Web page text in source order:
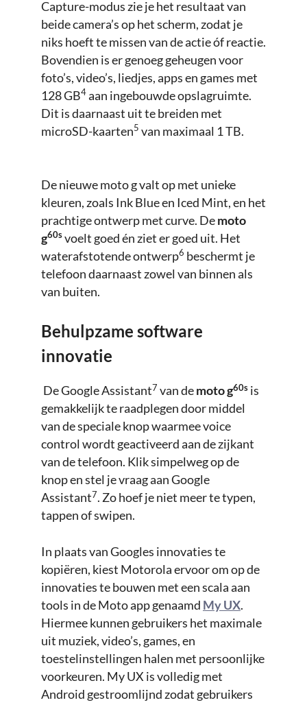
Capture-modus zie je het resultaat van
beide camera’s op het scherm, zodat je
niks hoeft te missen van de actie óf reactie.
Bovendien is er genoeg geheugen voor
foto’s, video’s, liedjes, apps en games met
128 GB4aan ingebouwde opslagruimte.
Dit is daarnaast uit te breiden met
microSD-kaarten5 van maximaal 1 TB.
De nieuwe moto g valt op met unieke
kleuren, zoals Ink Blue en Iced Mint, en het
prachtige ontwerp met curve. Demoto
g60svoelt goed én ziet er goed uit. Het
waterafstotende ontwerp6 beschermt je
telefoon daarnaast zowel van binnen als
van buiten.
Behulpzame software
innovatie
De Google Assistant7 van demoto g60s is
gemakkelijk te raadplegen door middel
van de speciale knop waarmee voice
control wordt geactiveerd aan de zijkant
van de telefoon. Klik simpelweg op de
knop en stel je vraag aan Google
Assistant7. Zo hoef je niet meer te typen,
tappen of swipen.
In plaats van Googles innovaties te
kopiëren, kiest Motorola ervoor om op de
innovaties te bouwen met een scala aan
tools in de Moto app genaamd My UX.
Hiermee kunnen gebruikers het maximale
uit muziek, video’s, games, en
toestelinstellingen halen met persoonlijke
voorkeuren. My UX is volledig met
Android gestroomlijnd zodat gebruikers